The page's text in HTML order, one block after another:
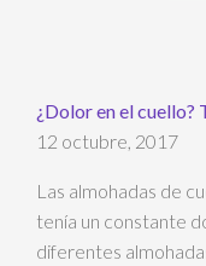
¿Dolor en el cuello?
12 octubre, 2017
Las almohadas de
tenía un constante
diferentes